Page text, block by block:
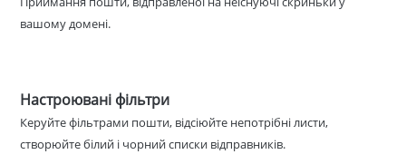
вашому домені.
Настроювані фільтри
Керуйте фільтрами пошти, відсіюйте непотрібні листи,
створюйте білий і чорний списки відправників.